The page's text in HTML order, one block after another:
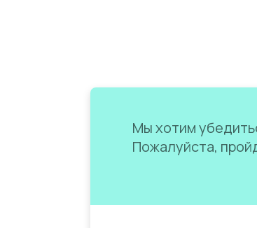
Мы хотим
Пожалуйста,